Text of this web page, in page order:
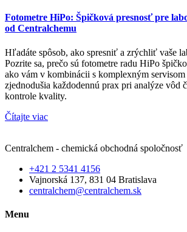
Fotometre HiPo: Špičková presnosť pre
od Centralchemu
Hľadáte spôsob, ako spresniť a zrýchliť vaše
Pozrite sa, prečo sú fotometre radu HiPo
ako vám v kombinácii s komplexným servisom
zjednodušia každodennú prax pri analýze vôd
kontrole kvality.
Čítajte viac
Centralchem - chemická obchodná spoločnosť
+421 2 5341 4156
Vajnorská 137, 831 04 Bratislava
centralchem@centralchem.sk
Menu